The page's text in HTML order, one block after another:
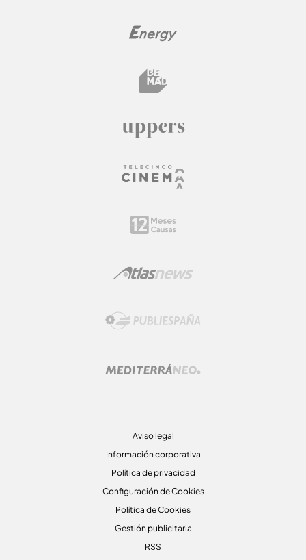
Aviso legal
Información corporativa
Política de privacidad
Configuración de Cookies
Política de Cookies
Gestión publicitaria
RSS